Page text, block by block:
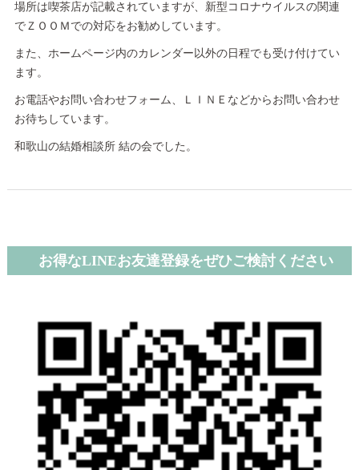
場所は喫茶店が記載されていますが、新型コロナウイルスの関連
でＺＯＯＭでの対応をお勧めしています。
また、ホームページ内のカレンダー以外の日程でも受け付けてい
ます。
お電話やお問い合わせフォーム、ＬＩＮＥなどからお問い合わせ
お待ちしています。
和歌山の結婚相談所 結の会でした。
お得なLINEお友達登録をぜひご検討ください